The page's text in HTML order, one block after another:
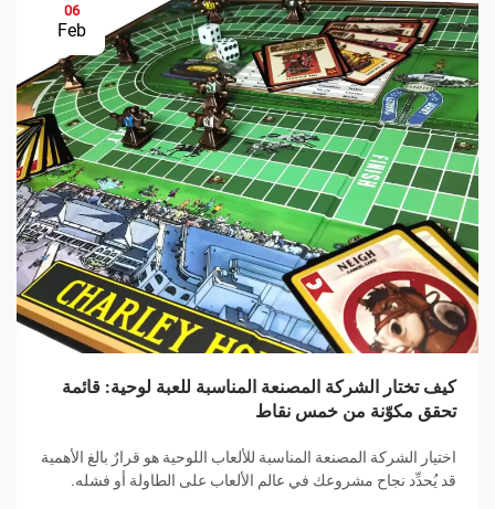
06
Feb
كيف تختار الشركة المصنعة المناسبة للعبة لوحية: قائمة
تحقق مكوّنة من خمس نقاط
اختيار الشركة المصنعة المناسبة للألعاب اللوحية هو قرارٌ بالغ الأهمية
قد يُحدِّد نجاح مشروعك في عالم الألعاب على الطاولة أو فشله.